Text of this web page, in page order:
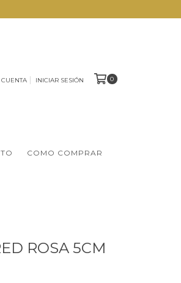
INICIAR SESIÓN 0
COMO COMPRAR
ROSA 5CM